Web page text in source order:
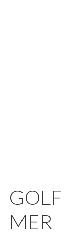
GOLF
MER